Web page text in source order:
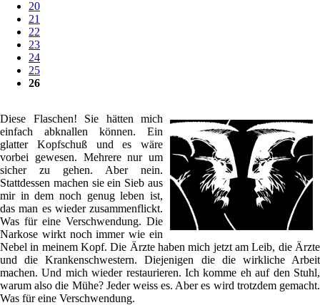
20
21
22
23
24
25
26
Diese Flaschen! Sie hätten mich
einfach abknallen können. Ein
glatter Kopfschuß und es wäre
vorbei gewesen. Mehrere nur um
sicher zu gehen. Aber nein.
Stattdessen machen sie ein Sieb aus
mir in dem noch genug leben ist,
das man es wieder zusammenflickt.
Was für eine Verschwendung. Die
Narkose wirkt noch immer wie ein
Nebel in meinem Kopf. Die Ärzte haben mich jetzt am Leib, die Ärzte
und die Krankenschwestern. Diejenigen die die wirkliche Arbeit
machen. Und mich wieder restaurieren. Ich komme eh auf den Stuhl,
warum also die Mühe? Jeder weiss es. Aber es wird trotzdem gemacht.
Was für eine Verschwendung.